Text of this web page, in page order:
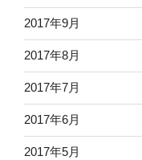
2017年9月
2017年8月
2017年7月
2017年6月
2017年5月